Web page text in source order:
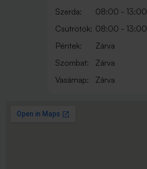
Szerda:
08:00 - 13:00
Csütrötök: 08:00 - 13:00
Péntek:
Zárva
Szombat:
Zárva
Vasárnap:
Zárva